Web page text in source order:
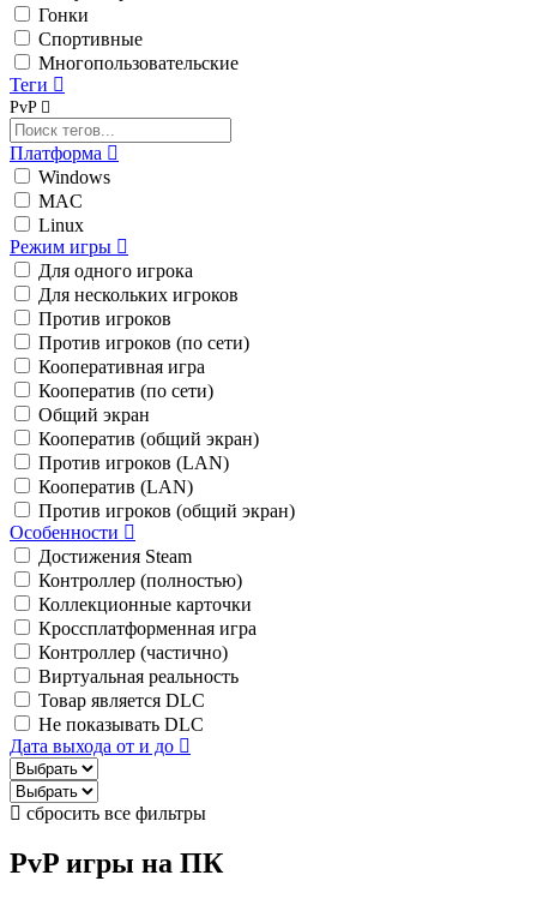
Гонки
Спортивные
Многопользовательские
Теги
PvP
Платформа
Windows
MAC
Linux
Режим игры
Для одного игрока
Для нескольких игроков
Против игроков
Против игроков (по сети)
Кооперативная игра
Кооператив (по сети)
Общий экран
Кооператив (общий экран)
Против игроков (LAN)
Кооператив (LAN)
Против игроков (общий экран)
Особенности
Достижения Steam
Контроллер (полностью)
Коллекционные карточки
Кроссплатформенная игра
Контроллер (частично)
Виртуальная реальность
Товар является DLC
Не показывать DLC
Дата выхода от и до
сбросить все фильтры
PvP игры на ПК